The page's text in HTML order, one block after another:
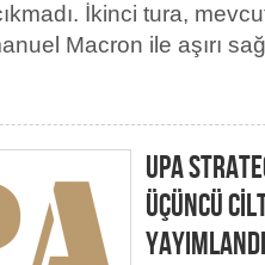
İkinci tura,
Macron ile aşırı
UPA
ÜÇÜNCÜ
YAYIMLANDI